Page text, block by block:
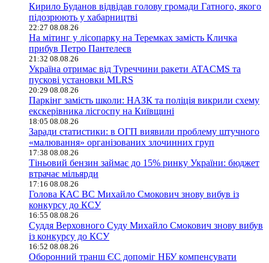
Кирило Буданов відвідав голову громади Гатного, якого
підозрюють у хабарництві
22:27 08.08.26
На мітинг у лісопарку на Теремках замість Кличка
прибув Петро Пантелеєв
21:32 08.08.26
Україна отримає від Туреччини ракети ATACMS та
пускові установки MLRS
20:29 08.08.26
Паркінг замість школи: НАЗК та поліція викрили схему
екскерівника лісгоспу на Київщині
18:05 08.08.26
Заради статистики: в ОГП виявили проблему штучного
«малювання» організованих злочинних груп
17:38 08.08.26
Тіньовий бензин займає до 15% ринку України: бюджет
втрачає мільярди
17:16 08.08.26
Голова КАС ВС Михайло Смокович знову вибув із
конкурсу до КСУ
16:55 08.08.26
Суддя Верховного Суду Михайло Смокович знову вибув
із конкурсу до КСУ
16:52 08.08.26
Оборонний транш ЄС допоміг НБУ компенсувати